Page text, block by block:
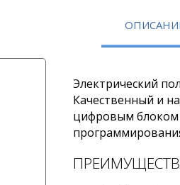
Электрический
Качественный и
цифровым блоком